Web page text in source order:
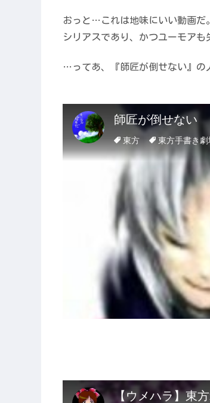
おっと…これは地味にいい動画だ。
シリアスであり、かつユーモア
…ってあ、『師匠が倒せない』の